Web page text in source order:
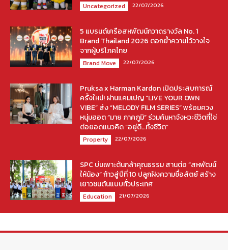
Uncategorized 22/07/2026
5 แบรนด์เครือสหพัฒน์กวาดรางวัล No. 1
Brand Thailand 2026 ตอกย้ำความไว้วางใจ
จากผู้บริโภคไทย
Brand Move 22/07/2026
Pruksa x Harman Kardon เปิดประสบการณ์
ครั้งใหม่! ผ่านแคมเปญ “LIVE YOUR OWN
VIBE” ส่ง “MELODY FILM SERIES” พร้อมควง
หนุ่มฮอต “มาย ภาคภูมิ” ร่วมค้นหาจังหวะชีวิตที่ใช่
ต่อยอดแนวคิด “อยู่ดี…ทั้งชีวิต”
Property 22/07/2026
SPC บ่มเพาะต้นกล้าคุณธรรม สานต่อ “สหพัฒน์
ให้น้อง” ก้าวสู่ปีที่ 10 ปลูกฝังความซื่อสัตย์ สร้าง
เยาวชนต้นแบบทั่วประเทศ
Education 21/07/2026